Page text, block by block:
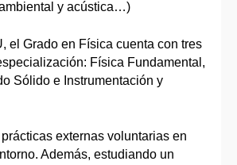
y acústica…)
el Grado en Física cuenta con tres
Física Fundamental,
Sólido e Instrumentación y
externas voluntarias en
Además, estudiando un